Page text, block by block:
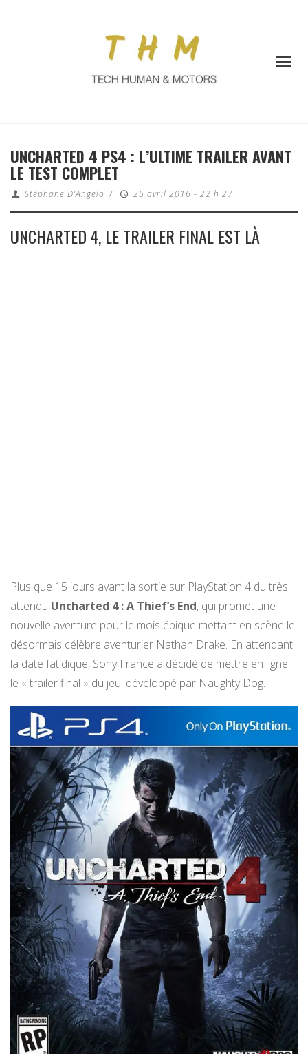
UNCHARTED 4 PS4 : L’ULTIME TRAILER AVANT
LE TEST COMPLET
Stéphane D'Angelo / 25 avril 2016 - 22 h 27
UNCHARTED 4, LE TRAILER FINAL EST LÀ
Plus que 15 jours avant la sortie sur PlayStation 4 du très
attendu Uncharted 4 : A Thief’s End, qui promet une
nouvelle aventure pour le mois épique mettant en scène le
désormais célèbre aventurier Nathan Drake. En attendant
la date fatidique, Sony France a décidé de mettre en ligne
le « trailer final » du jeu, développé par Naughty Dog.